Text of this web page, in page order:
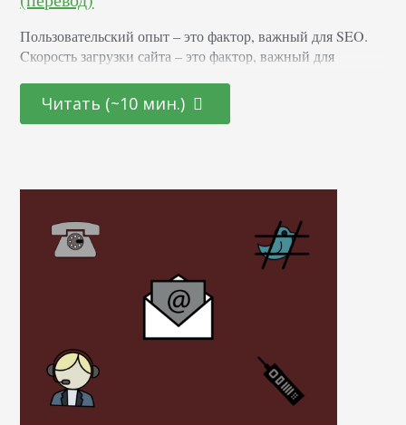
Пользовательский опыт – это фактор, важный для SEO.
Cкорость загрузки сайта – это фактор, важный для
открываются страницы на вашем ресурсе, определяет
успех SEO-кампании. Не больше, не меньше. Однако
потребности пользователей. Вторая причина –…
Читать (~10 мин.)